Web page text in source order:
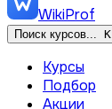
WikiProf
Поиск курсов... K
Курсы
Подбор
Акции